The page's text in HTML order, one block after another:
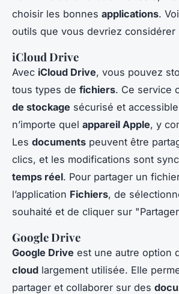
choisir les bonnes applications.
outils que vous devriez considérer
iCloud Drive
Avec iCloud Drive, vous pouvez
tous types de fichiers. Ce service
de stockage sécurisé et
n’importe quel appareil Apple, y
Les documents peuvent être
clics, et les modifications sont
temps réel. Pour partager un
l’application Fichiers, de
souhaité et de cliquer sur
Google Drive
Google Drive est une autre option
cloud largement utilisée. Elle
partager et collaborer sur des